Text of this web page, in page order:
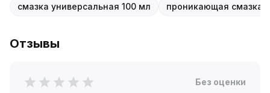
смазка универсальная 100 мл проникающая смазка
Отзывы
Без оценки